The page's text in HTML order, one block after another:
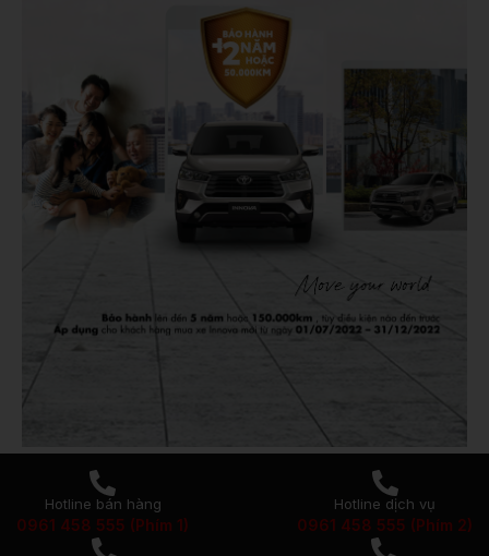
Hotline bán hàng
0961 458 555 (Phím 1)
Hotline dịch vụ
0961 458 555 (Phím 2)